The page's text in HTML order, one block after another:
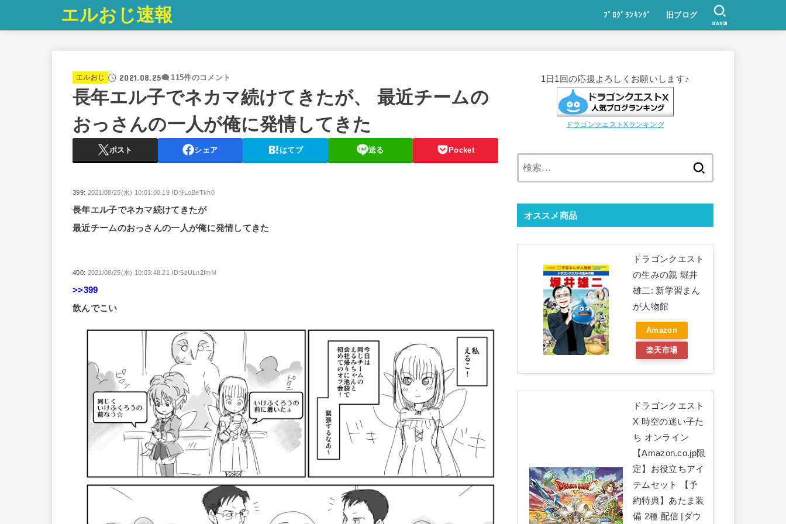
エルおじ速報 ﾌﾞﾛｸﾞﾗﾝｷﾝｸﾞ 旧ブログ
SEARCH
エルおじ 2021.08.25 115件のコメント
長年エル子でネカマ続けてきたが、 最近チームの
おっさんの一人が俺に発情してきた
ポスト シェア はてブ 送る Pocket
399: 2021/08/25(水) 10:01:00.19 ID:9LoBeTkh0
長年エル子でネカマ続けてきたが
最近チームのおっさんの一人が俺に発情してきた
400: 2021/08/25(水) 10:03:48.21 ID:5zULn2fmM
>>399
飲んでこい
1日1回の応援よろしくお願いします♪
ドラゴンクエストXランキング
オススメ商品
ドラゴンクエスト
の生みの親 堀井
雄二: 新学習まん
が人物館
Amazon
楽天市場
ドラゴンクエスト
X 時空の迷い子た
ち オンライン
【Amazon.co.jp限
定】お役立ちアイ
テムセット 【予
約特典】あたま装
備 2種 配信 |ダウ